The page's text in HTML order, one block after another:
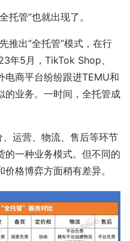
托管”也就出现了。
推出“全托管”模式，在行
年5月，TikTok Shop、
商平台纷纷跟进TEMU和
的业务。一时间，全托管成
、运营、物流、售后等环节
的一种业务模式。但不同的
格博弈方面稍有差异。